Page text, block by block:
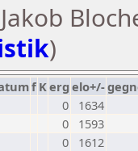
)
f Kerg elo+/-
0
1634
0
1593
0
1612